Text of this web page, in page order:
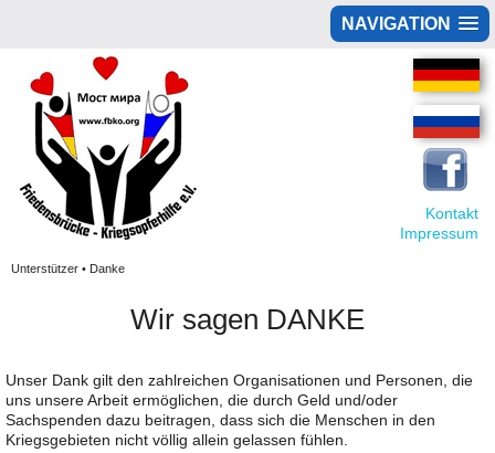
NAVIGATION
Kontakt
Impressum
Unterstützer • Danke
Wir sagen DANKE
Unser Dank gilt den zahlreichen Organisationen und Personen, die
uns unsere Arbeit ermöglichen, die durch Geld und/oder
Sachspenden dazu beitragen, dass sich die Menschen in den
Kriegsgebieten nicht völlig allein gelassen fühlen.